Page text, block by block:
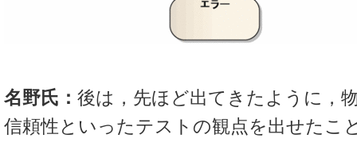
名野氏： 後は，先ほど出てきたように，
信頼性といったテストの観点を出せたこ